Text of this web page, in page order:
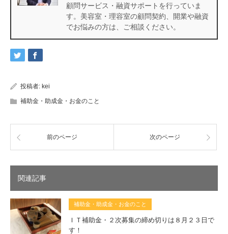
顧問サービス・融資サポートを行っていま
す。美容室・理容室の顧問契約、開業や融資
でお悩みの方は、ご相談ください。
投稿者: kei
補助金・助成金・お金のこと
前のページ 次のページ
関連記事
補助金・助成金・お金のこと
ＩＴ補助金・２次募集の締め切りは８月２３日で
す！